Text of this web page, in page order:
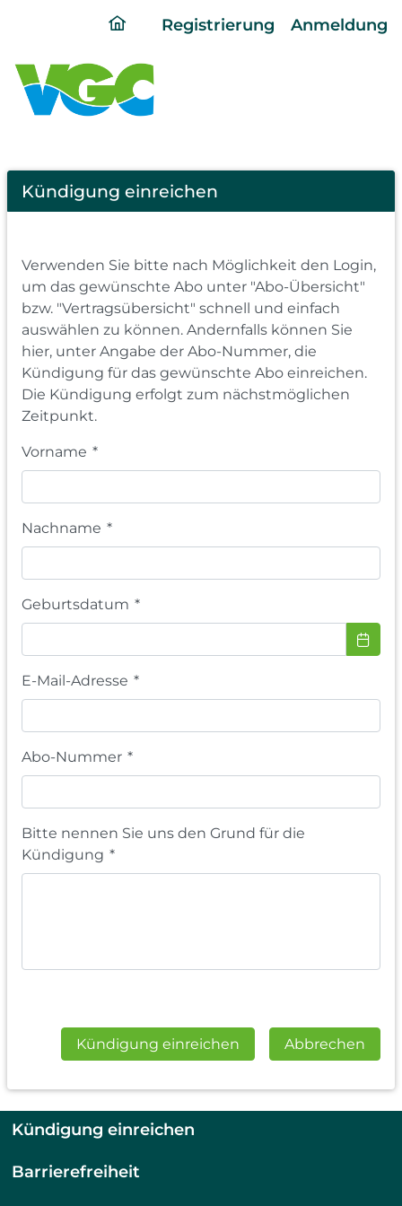
ding
page
Registrierung Anmeldung
Cancel
Abo
Kündigung einreichen
Verwenden Sie bitte nach Möglichkeit den Login,
um das gewünschte Abo unter "Abo-Übersicht"
bzw. "Vertragsübersicht" schnell und einfach
auswählen zu können. Andernfalls können Sie
hier, unter Angabe der Abo-Nummer, die
Kündigung für das gewünschte Abo einreichen.
Die Kündigung erfolgt zum nächstmöglichen
Zeitpunkt.
Vorname *
Nachname *
Geburtsdatum *
E-Mail-Adresse *
Abo-Nummer *
Bitte nennen Sie uns den Grund für die
Kündigung *
Kündigung einreichen Abbrechen
Kündigung einreichen
Barrierefreiheit